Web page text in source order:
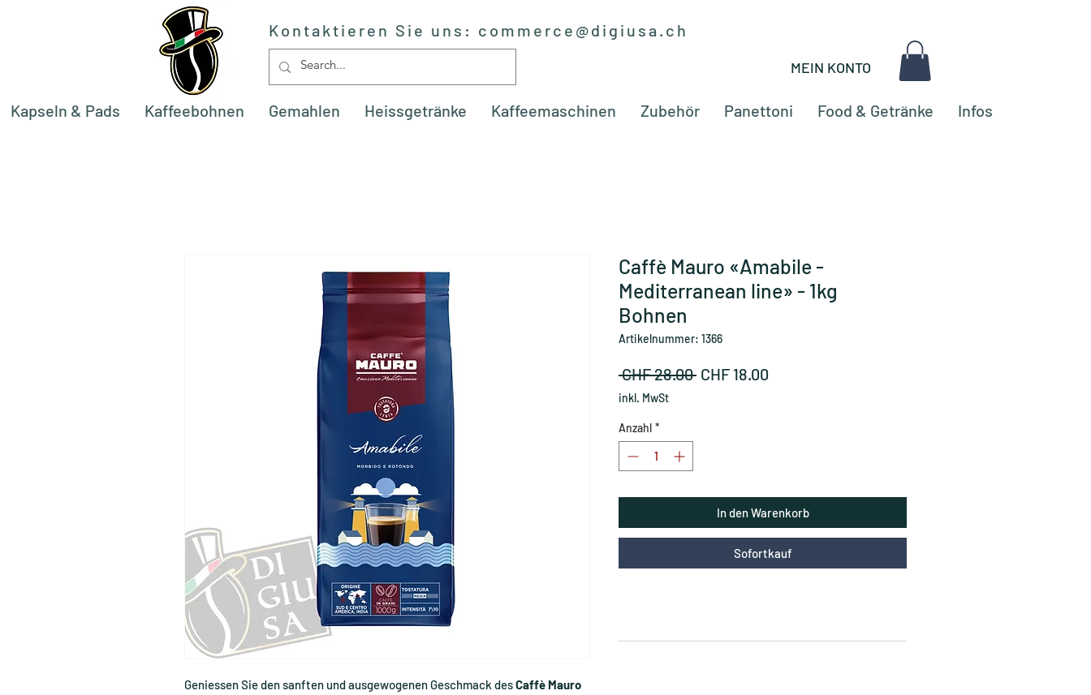
Kontaktieren Sie uns: commerce@digiusa.ch
MEIN KONTO
Kapseln & Pads Kaffeebohnen Gemahlen Heissgetränke Kaffeemaschinen Zubehör Panettoni Food & Getränke Infos
Geniessen Sie den sanften und ausgewogenen Geschmack desCaffè Mauro
Caffè Mauro «Amabile -
Mediterranean line» - 1kg
Bohnen
Artikelnummer: 1366
CHF 28.00 Standardpreis
CHF 18.00
inkl. MwSt
Anzahl *
In den Warenkorb
Sofortkauf